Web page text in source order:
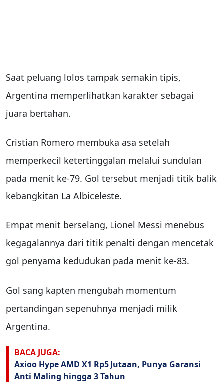
Saat peluang lolos tampak semakin tipis,
Argentina memperlihatkan karakter sebagai
juara bertahan.
Cristian Romero membuka asa setelah
memperkecil ketertinggalan melalui sundulan
pada menit ke-79. Gol tersebut menjadi titik balik
kebangkitan La Albiceleste.
Empat menit berselang, Lionel Messi menebus
kegagalannya dari titik penalti dengan mencetak
gol penyama kedudukan pada menit ke-83.
Gol sang kapten mengubah momentum
pertandingan sepenuhnya menjadi milik
Argentina.
BACA JUGA:
Axioo Hype AMD X1 Rp5 Jutaan, Punya Garansi
Anti Maling hingga 3 Tahun